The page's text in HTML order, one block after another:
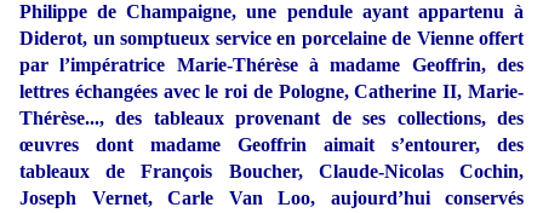
Philippe de Champaigne, une pendule ayant appartenu à
Diderot, un somptueux service en porcelaine de Vienne offert
par l’impératrice Marie-Thérèse à madame Geoffrin, des
lettres échangées avec le roi de Pologne, Catherine II, Marie-
Thérèse..., des tableaux provenant de ses collections, des
œuvres dont madame Geoffrin aimait s’entourer, des
tableaux de François Boucher, Claude-Nicolas Cochin,
Joseph Vernet, Carle Van Loo, aujourd’hui conservés